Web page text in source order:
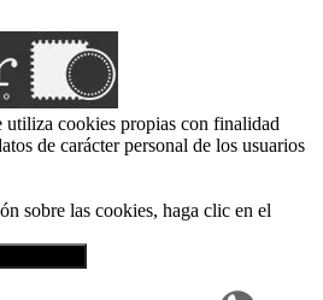
utiliza cookies propias con finalidad
de carácter personal de los usuarios
sobre las cookies, haga clic en el